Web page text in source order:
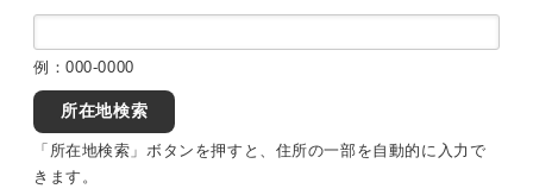
例：000-0000
所在地検索
「所在地検索」ボタンを押すと、住所の一部を自動的に入力で
きます。